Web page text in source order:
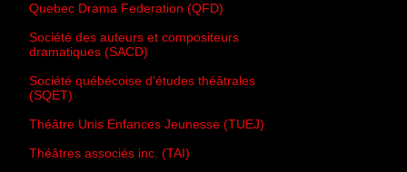
Quebec Drama Federation (QFD)
Société des auteurs et compositeurs
dramatiques (SACD)
Société québécoise d'études théâtrales
(SQET)
Théâtre Unis Enfances Jeunesse (TUEJ)
Théâtres associés inc. (TAI)